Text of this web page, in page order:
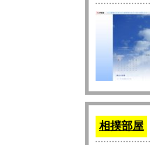
相撲部屋